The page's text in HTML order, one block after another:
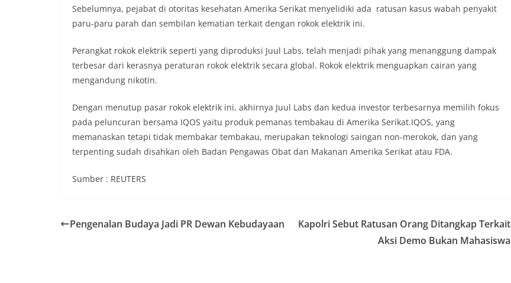
Sebelumnya, pejabat di otoritas kesehatan Amerika Serikat menyelidiki ada ratusan kasus wabah penyakit
paru-paru parah dan sembilan kematian terkait dengan rokok elektrik ini.
Perangkat rokok elektrik seperti yang diproduksi Juul Labs, telah menjadi pihak yang menanggung dampak
terbesar dari kerasnya peraturan rokok elektrik secara global. Rokok elektrik menguapkan cairan yang
mengandung nikotin.
Dengan menutup pasar rokok elektrik ini, akhirnya Juul Labs dan kedua investor terbesarnya memilih fokus
pada peluncuran bersama IQOS yaitu produk pemanas tembakau di Amerika Serikat.IQOS, yang
memanaskan tetapi tidak membakar tembakau, merupakan teknologi saingan non-merokok, dan yang
terpenting sudah disahkan oleh Badan Pengawas Obat dan Makanan Amerika Serikat atau FDA.
Sumber : REUTERS
Pengenalan Budaya Jadi PR Dewan Kebudayaan
Kapolri Sebut Ratusan Orang Ditangkap Terkait
Aksi Demo Bukan Mahasiswa